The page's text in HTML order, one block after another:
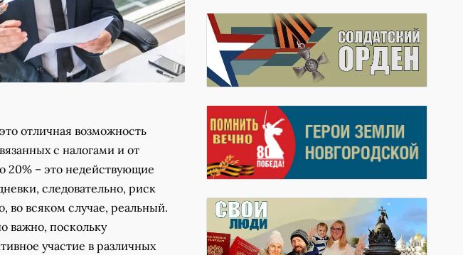
отличная возможность
с налогами и от
20% – это недействующие
следовательно, риск
во всяком случае, реальный.
важно, поскольку
участие в различных